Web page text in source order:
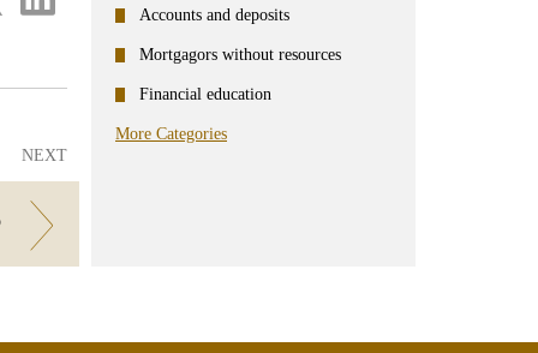
on
NEXT
Accounts and deposits
Mortgagors without resources
Financial education
More Categories